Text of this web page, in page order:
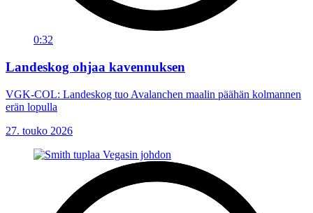
0:32
Landeskog ohjaa kavennuksen
VGK-COL: Landeskog tuo Avalanchen maalin päähän kolmannen
erän lopulla
27. touko 2026